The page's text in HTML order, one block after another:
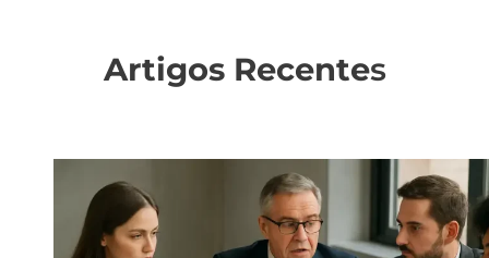
Artigos Recentes